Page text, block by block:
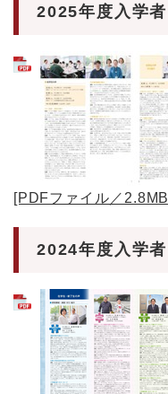
2025年度入学
[PDFファイル／
2024年度入学